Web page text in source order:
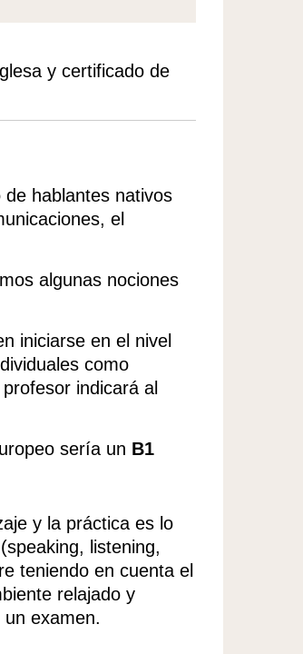
y certificado de
hablantes nativos
el
algunas nociones
iniciarse en el nivel
como
indicará al
sería un B1
y la práctica es lo
listening,
teniendo en cuenta el
relajado y
examen.